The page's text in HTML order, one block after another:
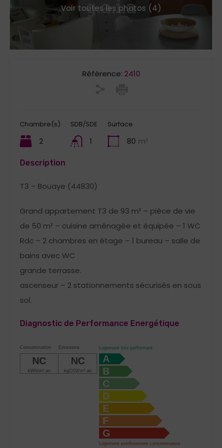
Voir toutes les photos (4)
Référence: 2410
Chambre(s)
2
SDB/SDE
1
Surface
80 m²
Description
T3 – Bouaye (44830)
Grand appartement T3 de 93 m² – pièce de vie
de 50 m² – cuisine aménagée et équipée – 1 WC
Rdc – 2 chambres en étage – 1 bureau – salle de
bains avec WC
grande terrasse.
ascenseur – 2 stationnements sécurisés en sous
sol.
Diagnostic de Performance Energétique
Consommation
NC
kWh/m².an
Emissions
NC
kgCO2/m².an
Logement très performant
A
B
C
D
E
F
G
Logement extrêmement consommateur